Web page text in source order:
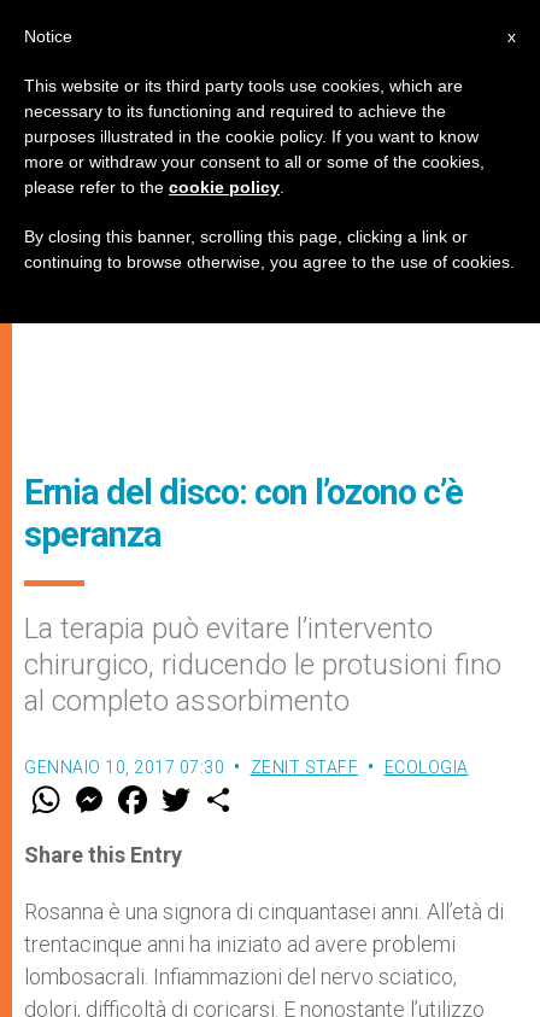
Ernia del disco: con l’ozono c’è
speranza
La terapia può evitare l’intervento
chirurgico, riducendo le protusioni fino
al completo assorbimento
GENNAIO 10, 2017 07:30 ZENIT STAFF ECOLOGIA
W
t
s
p
p
M
e
s
e
g
e
r
F
a
e
b
o
k
w
r
Share this Entry
Rosanna è una signora di cinquantasei anni. All’età di
trentacinque anni ha iniziato ad avere problemi
lombosacrali. Infiammazioni del nervo sciatico,
dolori, difficoltà di coricarsi. E nonostante l’utilizzo
x
Notice
This website or its third party tools use cookies, which are
necessary to its functioning and required to achieve the
purposes illustrated in the cookie policy. If you want to know
more or withdraw your consent to all or some of the cookies,
please refer to the cookie policy
By closing this banner, scrolling this page, clicking a link or
continuing to browse otherwise, you agree to the use of cookies.